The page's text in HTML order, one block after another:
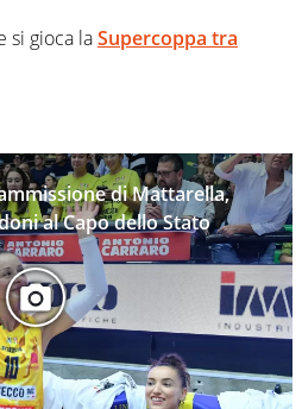
si gioca laSupercoppa tra
di Mattarella,
al Capo dello Stato